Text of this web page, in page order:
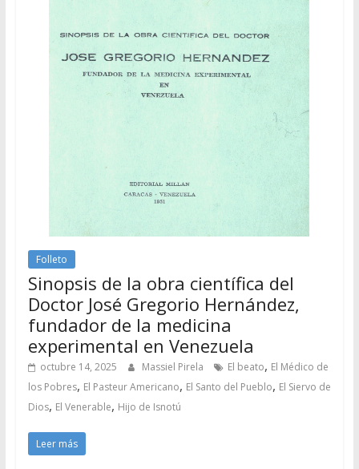
Folleto
Sinopsis de la obra científica del
Doctor José Gregorio Hernández,
fundador de la medicina
experimental en Venezuela
octubre 14, 2025 Massiel Pirela El beato, El Médico de
los Pobres, El Pasteur Americano, El Santo del Pueblo, El Siervo de
Dios, El Venerable, Hijo de Isnotú
Leer más